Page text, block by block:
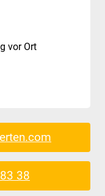
vor Ort
38